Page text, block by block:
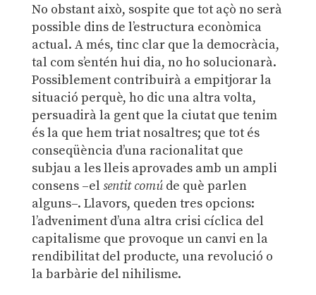
No obstant això, sospite que tot açò no serà
possible dins de l’estructura econòmica
actual. A més, tinc clar que la democràcia,
tal com s’entén hui dia, no ho solucionarà.
Possiblement contribuirà a empitjorar la
situació perquè, ho dic una altra volta,
persuadirà la gent que la ciutat que tenim
és la que hem triat nosaltres; que tot és
conseqüència d’una racionalitat que
subjau a les lleis aprovades amb un ampli
consens –el sentit comúde què parlen
alguns–. Llavors, queden tres opcions:
l’adveniment d’una altra crisi cíclica del
capitalisme que provoque un canvi en la
rendibilitat del producte, una revolució o
la barbàrie del nihilisme.